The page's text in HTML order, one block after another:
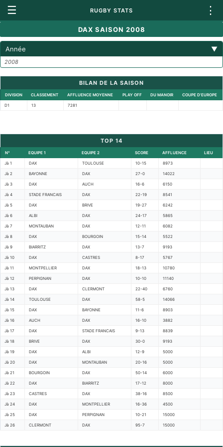
☰ RUGBY STATS ⋮
DAX SAISON 2008
Année ▼
2008
BILAN DE LA SAISON
DIVISION CLASSEMENT AFFLUENCE MOYENNE PLAY OFF DU MANOIR COUPE D'EUROPE
D1 13 7281
TOP 14
N° EQUIPE 1 EQUIPE 2 SCORE AFFLUENCE LIEU
Jà 1 DAX TOULOUSE 10-15 8973
Jà 2 BAYONNE DAX 27-0 14022
Jà 3 DAX AUCH 16-6 6150
Jà 4 STADE FRANCAIS DAX 22-19 8541
Jà 5 DAX BRIVE 19-27 6242
Jà 6 ALBI DAX 24-17 5865
Jà 7 MONTAUBAN DAX 12-11 6082
Jà 8 DAX BOURGOIN 15-14 5522
Jà 9 BIARRITZ DAX 13-7 9193
Jà 10 DAX CASTRES 8-17 5767
Jà 11 MONTPELLIER DAX 18-13 10780
Jà 12 PERPIGNAN DAX 10-10 11140
Jà 13 DAX CLERMONT 22-40 6760
Jà 14 TOULOUSE DAX 58-5 14066
Jà 15 DAX BAYONNE 11-6 8903
Jà 16 AUCH DAX 16-10 3882
Jà 17 DAX STADE FRANCAIS 9-13 8839
Jà 18 BRIVE DAX 30-0 9193
Jà 19 DAX ALBI 12-9 5000
Jà 20 DAX MONTAUBAN 20-16 5000
Jà 21 BOURGOIN DAX 50-14 6000
Jà 22 DAX BIARRITZ 17-12 8000
Jà 23 CASTRES DAX 38-16 8500
Jà 24 DAX MONTPELLIER 16-36 4500
Jà 25 DAX PERPIGNAN 10-21 15000
Jà 26 CLERMONT DAX 95-7 15000